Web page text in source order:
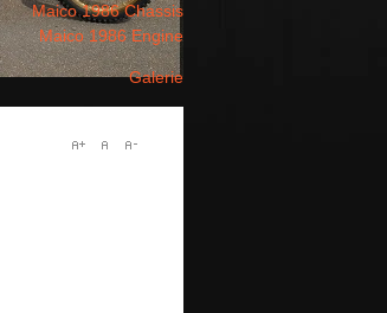
Maico 1986 Chassis
Maico 1986 Engine
Galerie